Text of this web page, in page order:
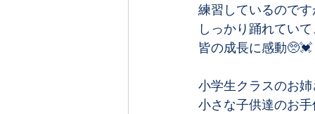
練習しているのです
しっかり踊れていて
皆の成長に感動🥺💓﻿
小学生クラスのお姉
小さな子供達のお手